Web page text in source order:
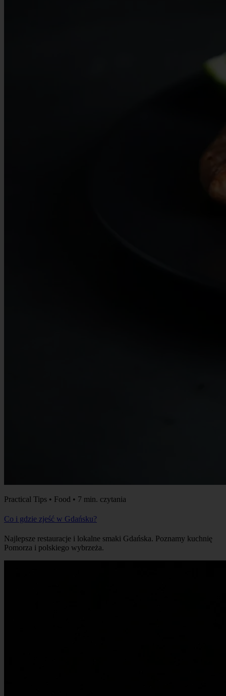
Practical Tips • Food • 7 min. czytania
Co i gdzie zjeść w Gdańsku?
Najlepsze restauracje i lokalne smaki Gdańska. Poznamy kuchnię
Pomorza i polskiego wybrzeża.